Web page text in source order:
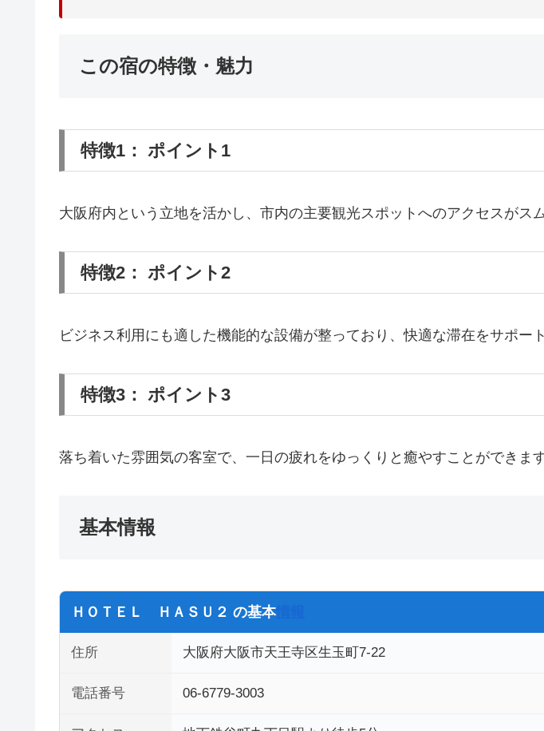
この宿の特徴・魅力
特徴1： ポイント1
大阪府内という立地を活かし、市内の主要観光スポットへのアクセスがス
特徴2： ポイント2
ビジネス利用にも適した機能的な設備が整っており、快適な滞在をサポー
特徴3： ポイント3
落ち着いた雰囲気の客室で、一日の疲れをゆっくりと癒やすことができます
基本情報
ＨＯＴＥＬ ＨＡＳＵ２ の基本情報
住所 大阪府大阪市天王寺区生玉町7-22
電話番号 06-6779-3003